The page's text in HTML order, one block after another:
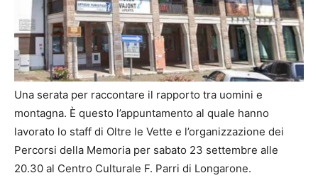
Una serata per raccontare il rapporto tra uomini e
montagna. È questo l’appuntamento al quale hanno
lavorato lo staff di Oltre le Vette e l’organizzazione dei
Percorsi della Memoria per sabato 23 settembre alle
20.30 al Centro Culturale F. Parri di Longarone.